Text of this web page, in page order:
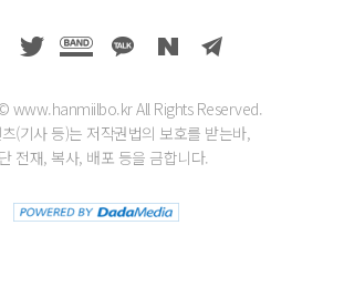
www.hanmiilbo.kr All Rights Reserved.
(기사 등)는 저작권법의 보호를 받는바,
전재, 복사, 배포 등을 금합니다.